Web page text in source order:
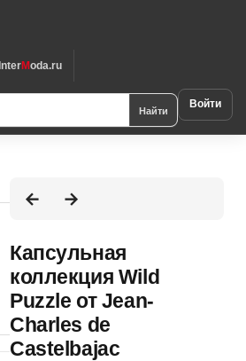
InterModa.ru
Найти Войти
Капсульная
коллекция Wild
Puzzle от Jean-
Charles de
Castelbajac